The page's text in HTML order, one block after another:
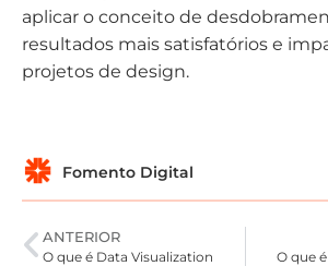
aplicar o conceito de
resultados mais satisfatórios e
projetos de design.
Fomento Digital
ANTERIOR
O que é Data Visualization
O que